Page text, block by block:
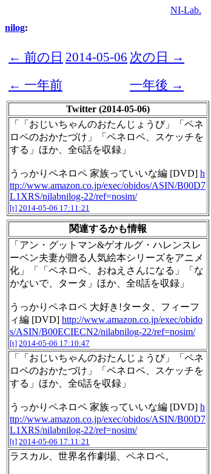
NI-Lab.
nilog:
← 前の日 2014-05-06 次の日 →
← 一年前
一年後 →
Twitter (2014-05-06)
「「おじいちゃんのおたんじょうび」「ペネ
ロペのおかたづけ」「ペネロペ、スケッチを
する」ほか、全6話を収録」
うっかりペネロペ 家族っていいな編 [DVD] h
ttp://www.amazon.co.jp/exec/obidos/ASIN/B00D7
L1XRS/nilabnilog-22/ref=nosim/
[t] 2014-05-06 17:11:21
関連するかも情報
「アン・グットマン&ゲオルグ・ハレンスレ
ーベン夫妻が贈る人気絵本シリーズをアニメ
化」「「ペネロペ、おねえさんになる」「な
かないで、タータ」ほか、全8話を収録」
うっかりペネロペ 大好き!タータ、フィーフ
ィ編 [DVD] http://www.amazon.co.jp/exec/obido
s/ASIN/B00ECIECN2/nilabnilog-22/ref=nosim/
[t] 2014-05-06 17:10:47
「「おじいちゃんのおたんじょうび」「ペネ
ロペのおかたづけ」「ペネロペ、スケッチを
する」ほか、全6話を収録」
うっかりペネロペ 家族っていいな編 [DVD] h
ttp://www.amazon.co.jp/exec/obidos/ASIN/B00D7
L1XRS/nilabnilog-22/ref=nosim/
[t] 2014-05-06 17:11:21
ラスカル、世界名作劇場、ペネロペ。